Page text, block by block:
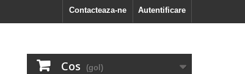
Autentificare
Contacteaza-ne
Cos (gol)